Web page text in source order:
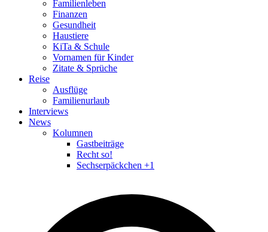
Familienleben
Finanzen
Gesundheit
Haustiere
KiTa & Schule
Vornamen für Kinder
Zitate & Sprüche
Reise
Ausflüge
Familienurlaub
Interviews
News
Kolumnen
Gastbeiträge
Recht so!
Sechserpäckchen +1